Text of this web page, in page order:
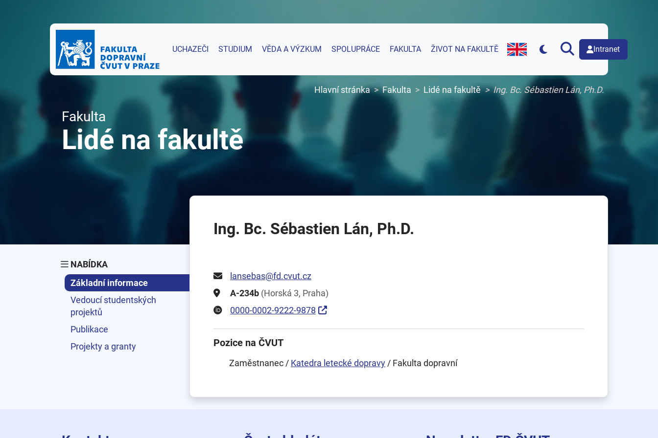
UCHAZEČI STUDIUM VĚDA A VÝZKUM SPOLUPRÁCE FAKULTA ŽIVOT NA FAKULTĚ
English version of web page
Intranet
Hlavní stránka Fakulta Lidé na fakultě Ing. Bc. Sébastien Lán, Ph.D.
Fakulta
Lidé na fakultě
NABÍDKA
Základní informace
Vedoucí studentských
projektů
Publikace
Projekty a granty
Ing. Bc. Sébastien Lán, Ph.D.
lansebas@fd.cvut.cz
A-234b (Horská 3, Praha)
0000-0002-9222-9878
Pozice na ČVUT
Zaměstnanec / Katedra letecké dopravy / Fakulta dopravní